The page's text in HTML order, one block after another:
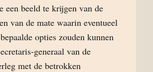
een beeld te krijgen van de
van de mate waarin eventueel
opties zouden kunnen
generaal van de
met de betrokken